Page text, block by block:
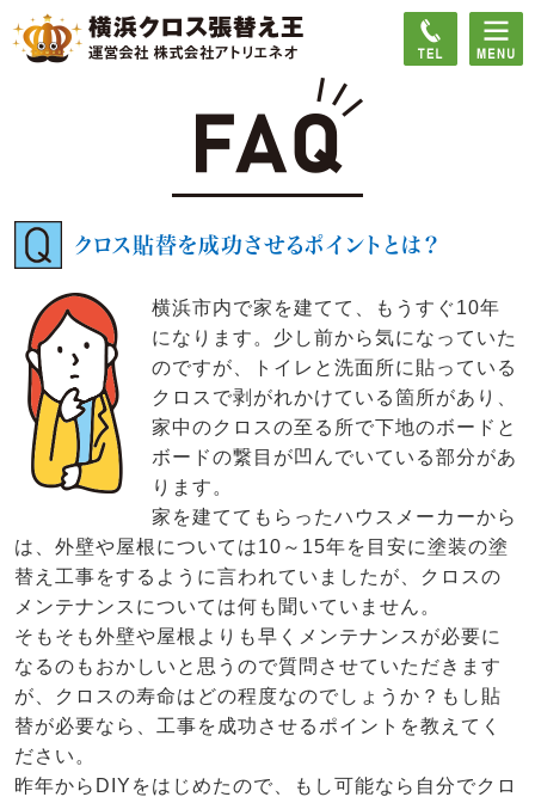
クロス貼替を成功させるポイントとは？
横浜市内で家を建てて、もうすぐ10年
になります。少し前から気になっていた
のですが、トイレと洗面所に貼っている
クロスで剥がれかけている箇所があり、
家中のクロスの至る所で下地のボードと
ボードの繋目が凹んでいている部分があ
ります。
家を建ててもらったハウスメーカーから
は、外壁や屋根については10～15年を目安に塗装の塗
替え工事をするように言われていましたが、クロスの
メンテナンスについては何も聞いていません。
そもそも外壁や屋根よりも早くメンテナンスが必要に
なるのもおかしいと思うので質問させていただきます
が、クロスの寿命はどの程度なのでしょうか？もし貼
替が必要なら、工事を成功させるポイントを教えてく
ださい。
昨年からDIYをはじめたので、もし可能なら自分でクロ